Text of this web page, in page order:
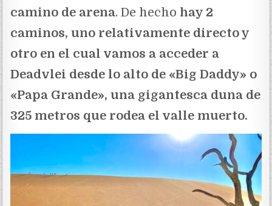
camino de arena. De hecho hay 2
caminos, uno relativamente directo y
otro en el cual vamos a acceder a
Deadvlei desde lo alto de «Big Daddy» o
«Papa Grande», una gigantesca duna de
325 metros que rodea el valle muerto.